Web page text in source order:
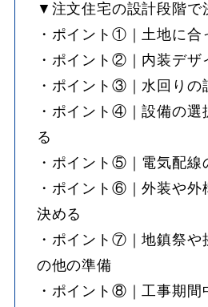
▼注文住宅の設計段階で
・ポイント①｜土地に合
・ポイント②｜内装デザ
・ポイント③｜水回りの
・ポイント④｜設備の選
る
・ポイント⑤｜電気配線
・ポイント⑥｜外装や外
決める
・ポイント⑦｜地鎮祭や
の他の準備
・ポイント⑧｜工事期間